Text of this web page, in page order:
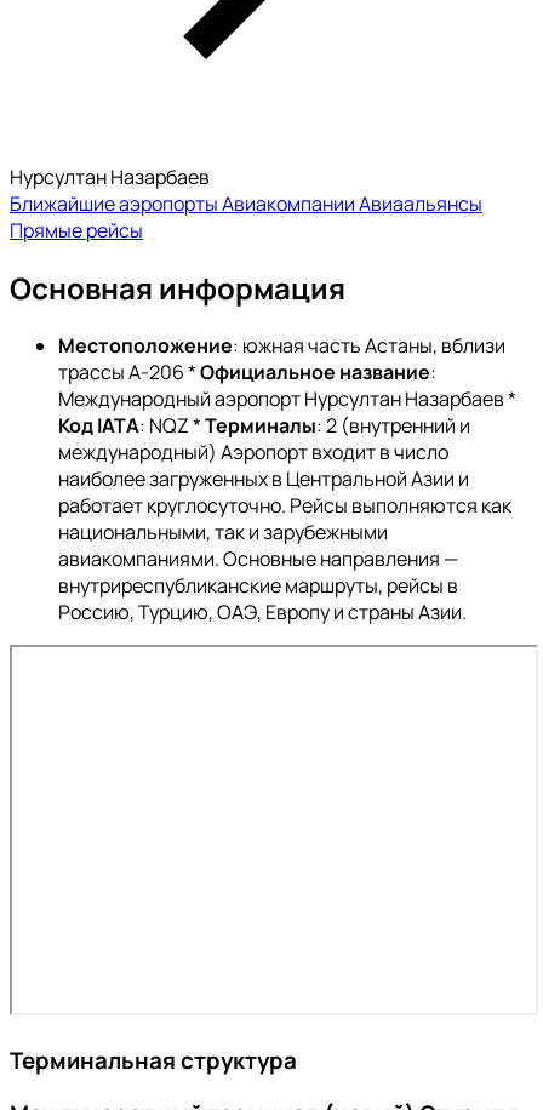
Нурсултан Назарбаев
Ближайшие аэропортыАвиакомпанииАвиаальянсы
Прямые рейсы
Основная информация
Местоположение: южная часть Астаны, вблизи
трассы А-206 *Официальное название:
Международный аэропорт Нурсултан Назарбаев *
Код IATA: NQZ *Терминалы: 2 (внутренний и
международный) Аэропорт входит в число
наиболее загруженных в Центральной Азии и
работает круглосуточно. Рейсы выполняются как
национальными, так и зарубежными
авиакомпаниями. Основные направления —
внутриреспубликанские маршруты, рейсы в
Россию, Турцию, ОАЭ, Европу и страны Азии.
Терминальная структура